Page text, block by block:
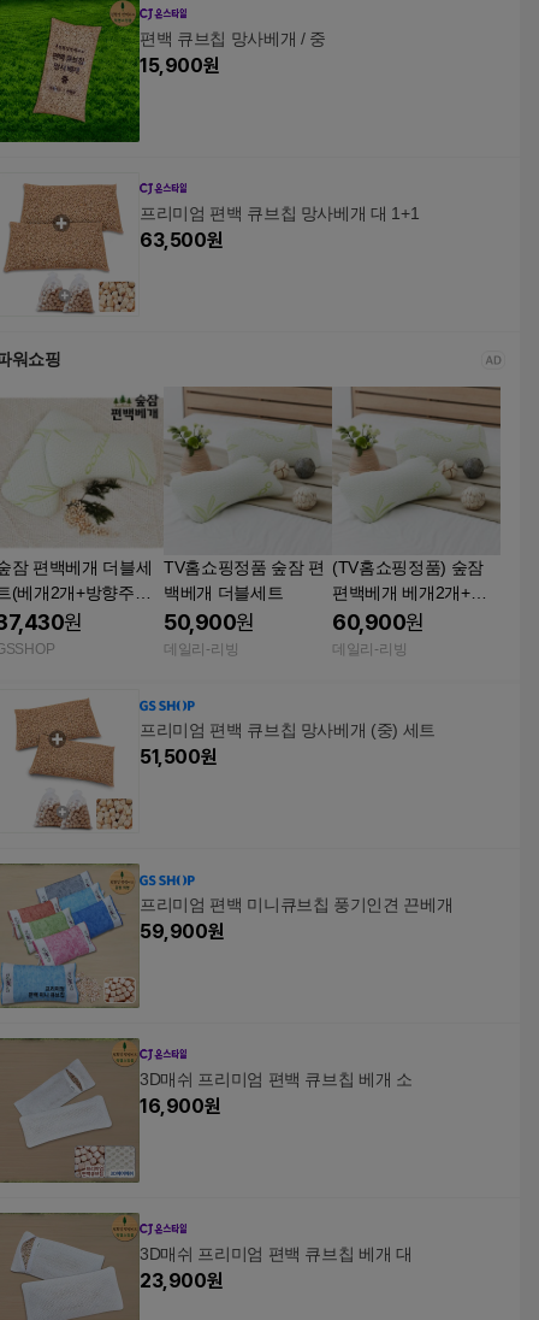
편백 큐브칩 망사베개 / 중
15,900원
프리미엄 편백 큐브칩 망사베개 대 1+1
63,500원
워쇼핑
잠 편백베개 더블세
(베개2개+방향주머
2개) TV상품
원
TV홈쇼핑정품 숲잠 편
백베개 더블세트
50,900원
데일리-리빙
(TV홈쇼핑정품) 숲잠
편백베개 베개2개+뱀
부겉커버2개+방향주머
니2개
60,900원
데일리-리빙
프리미엄 편백 큐브칩 망사베개 (중) 세트
51,500원
프리미엄 편백 미니큐브칩 풍기인견 끈베개
59,900원
3D매쉬 프리미엄 편백 큐브칩 베개 소
16,900원
3D매쉬 프리미엄 편백 큐브칩 베개 대
23,900원